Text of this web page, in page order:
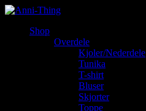
Shop
Overdele
Kjoler/Nederdele
Tunika
T-shirt
Bluser
Skjorter
Toppe